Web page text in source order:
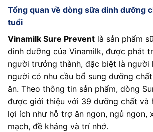
Tổng quan về dòng sữa dinh dưỡng
tuổi
Vinamilk Sure Prevent là sản phẩm
dinh dưỡng của Vinamilk, được phát
người trưởng thành, đặc biệt là người
người có nhu cầu bổ sung dưỡng
ăn. Theo thông tin sản phẩm, dòng
được giới thiệu với 39 dưỡng chất và
lợi ích như hỗ trợ ăn ngon, ngủ ngon,
mạch, đề kháng và trí nhớ.